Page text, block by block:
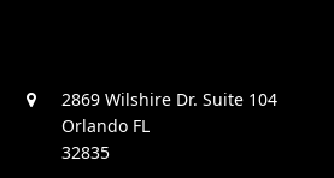
2869 Wilshire Dr. Suite 104
Orlando FL
32835